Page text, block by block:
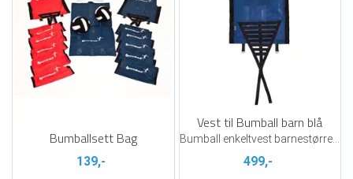
Bumballsett Bag
139,-
Vest til Bumball barn blå
Bumball enkeltvest barnestørrelse
499,-